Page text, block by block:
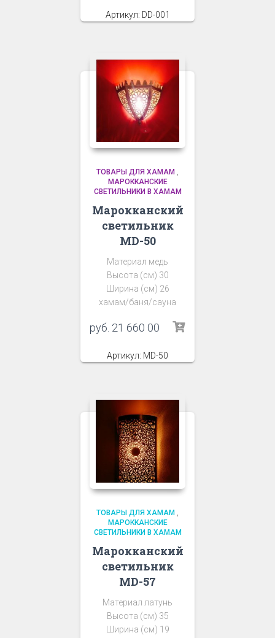
Артикул: DD-001
ТОВАРЫ ДЛЯ ХАМАМ ,
МАРОККАНСКИЕ
СВЕТИЛЬНИКИ В ХАМАМ
Марокканский
светильник
MD-50
Материал медь
Высота (см) 30
Ширина (см) 26
хамам/баня/сауна
руб. 21 660 00
Артикул: MD-50
ТОВАРЫ ДЛЯ ХАМАМ ,
МАРОККАНСКИЕ
СВЕТИЛЬНИКИ В ХАМАМ
Марокканский
светильник
MD-57
Материал латунь
Высота (см) 35
Ширина (см) 19